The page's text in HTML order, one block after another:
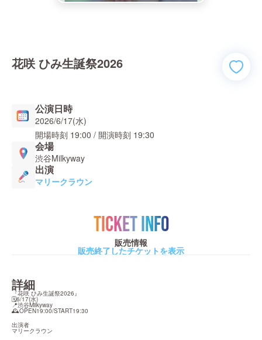
花咲 ひみ生誕祭2026
公演日時
2026/6/17(水)
開場時刻 19:00 / 開演時刻 19:30
会場
渋谷Milkyway
出演
マリークラウン
TICKET INFO
販売情報
販売終了したチケットを表示
詳細
『花咲 ひみ生誕祭2026』
🗓6/17(水)
📍渋谷Milkyway
🕰️OPEN19:00/START19:30
出演者
マリークラウン